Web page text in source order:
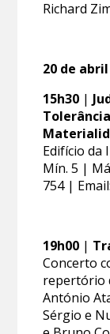
Richard
20 de abril
15h30 |
Edifício da
Mín. 5 |
754 | Email:
19h00 |
Concerto
repertório
António
Sérgio e